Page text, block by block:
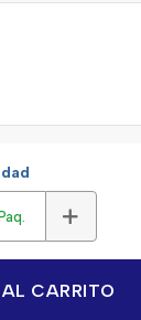
Paq.
CARRITO